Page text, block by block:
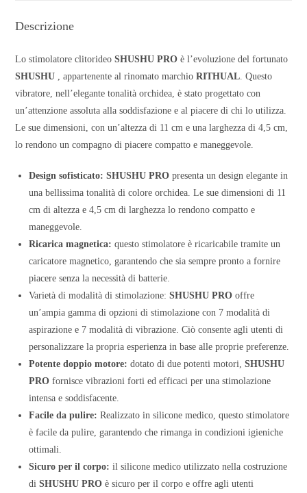
Descrizione
Lo stimolatore clitorideoSHUSHU PRO è l’evoluzione del fortunato
SHUSHU , appartenente al rinomato marchioRITHUAL . Questo
vibratore, nell’elegante tonalità orchidea, è stato progettato con
un’attenzione assoluta alla soddisfazione e al piacere di chi lo utilizza.
Le sue dimensioni, con un’altezza di 11 cm e una larghezza di 4,5 cm,
lo rendono un compagno di piacere compatto e maneggevole.
Design sofisticato: SHUSHU PRO presenta un design elegante in
una bellissima tonalità di colore orchidea. Le sue dimensioni di 11
cm di altezza e 4,5 cm di larghezza lo rendono compatto e
maneggevole.
Ricarica magnetica: questo stimolatore è ricaricabile tramite un
caricatore magnetico, garantendo che sia sempre pronto a fornire
piacere senza la necessità di batterie.
Varietà di modalità di stimolazione:SHUSHU PRO offre
un’ampia gamma di opzioni di stimolazione con 7 modalità di
aspirazione e 7 modalità di vibrazione. Ciò consente agli utenti di
personalizzare la propria esperienza in base alle proprie preferenze.
Potente doppio motore: dotato di due potenti motori,SHUSHU
PRO fornisce vibrazioni forti ed efficaci per una stimolazione
intensa e soddisfacente.
Facile da pulire: Realizzato in silicone medico, questo stimolatore
è facile da pulire, garantendo che rimanga in condizioni igieniche
ottimali.
Sicuro per il corpo: il silicone medico utilizzato nella costruzione
diSHUSHU PRO è sicuro per il corpo e offre agli utenti